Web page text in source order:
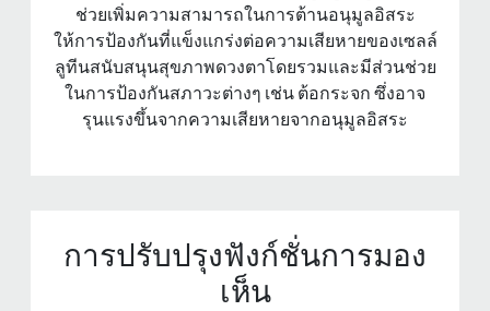
ช่วยเพิ่มความสามารถในการต้านอนุมูลอิสระ
ให้การป้องกันที่แข็งแกร่งต่อความเสียหายของเซลล์
ลูทีนสนับสนุนสุขภาพดวงตาโดยรวมและมีส่วนช่วย
ในการป้องกันสภาวะต่างๆ เช่น ต้อกระจก ซึ่งอาจ
รุนแรงขึ้นจากความเสียหายจากอนุมูลอิสระ
การปรับปรุงฟังก์ชั่นการมอง
เห็น